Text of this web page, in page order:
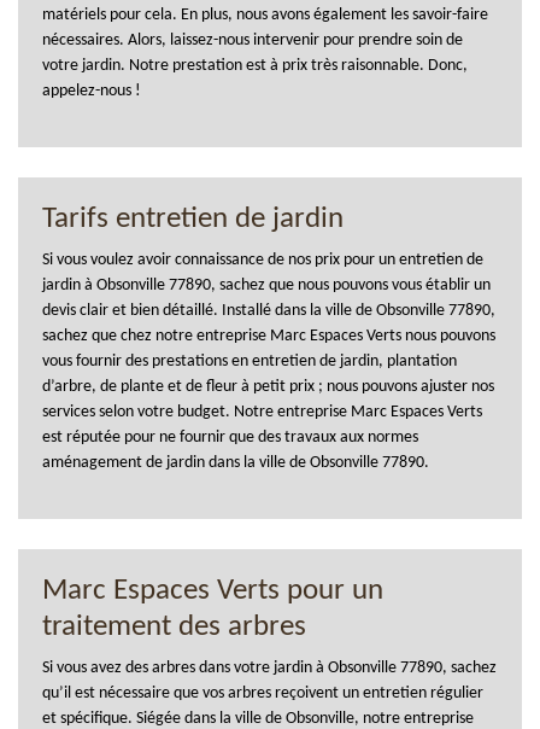
matériels pour cela. En plus, nous avons également les savoir-faire
nécessaires. Alors, laissez-nous intervenir pour prendre soin de
votre jardin. Notre prestation est à prix très raisonnable. Donc,
appelez-nous !
Tarifs entretien de jardin
Si vous voulez avoir connaissance de nos prix pour un entretien de
jardin à Obsonville 77890, sachez que nous pouvons vous établir un
devis clair et bien détaillé. Installé dans la ville de Obsonville 77890,
sachez que chez notre entreprise Marc Espaces Verts nous pouvons
vous fournir des prestations en entretien de jardin, plantation
d’arbre, de plante et de fleur à petit prix ; nous pouvons ajuster nos
services selon votre budget. Notre entreprise Marc Espaces Verts
est réputée pour ne fournir que des travaux aux normes
aménagement de jardin dans la ville de Obsonville 77890.
Marc Espaces Verts pour un
traitement des arbres
Si vous avez des arbres dans votre jardin à Obsonville 77890, sachez
qu’il est nécessaire que vos arbres reçoivent un entretien régulier
et spécifique. Siégée dans la ville de Obsonville, notre entreprise